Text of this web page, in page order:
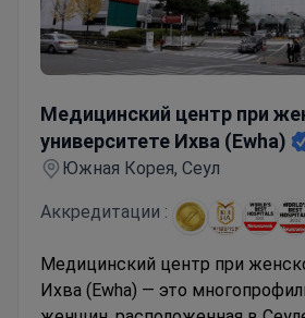
Медицинский центр при
университете Ихва (Ewha)
Южная Корея, Сеул
Аккредитации :
Медицинский центр при
Ихва (Ewha) — это